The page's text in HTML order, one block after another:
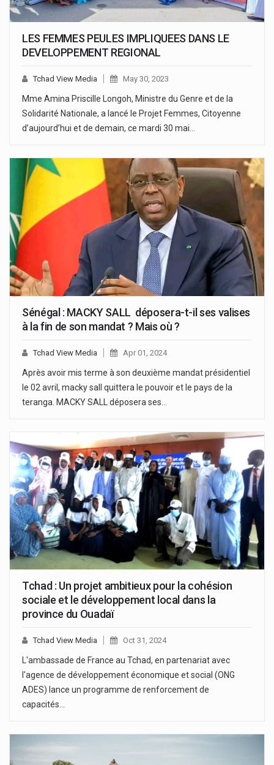
LES FEMMES PEULES IMPLIQUEES DANS LE
DEVELOPPEMENT REGIONAL
Tchad View Media May 30, 2023
Mme Amina Priscille Longoh, Ministre du Genre et de la
Solidarité Nationale, a lancé le Projet Femmes, Citoyenne
d’aujourd’hui et de demain, ce mardi 30 mai…
Sénégal : MACKY SALL déposera-t-il ses valises
à la fin de son mandat ? Mais où ?
Tchad View Media Apr 01, 2024
Après avoir mis terme à son deuxième mandat présidentiel
le 02 avril, macky sall quittera le pouvoir et le pays de la
teranga. MACKY SALL déposera ses…
Tchad : Un projet ambitieux pour la cohésion
sociale et le développement local dans la
province du Ouadaï
Tchad View Media Oct 31, 2024
L'ambassade de France au Tchad, en partenariat avec
l'agence de développement économique et social (ONG
ADES) lance un programme de renforcement de
capacités…